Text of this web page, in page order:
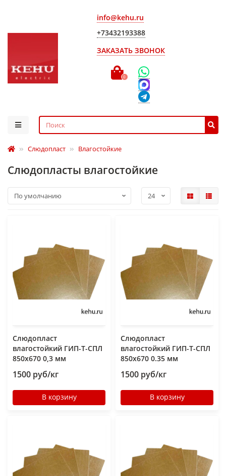
info@kehu.ru
+73432193388
ЗАКАЗАТЬ ЗВОНОК
0
Слюдопласт Влагостойкие
Слюдопласты влагостойкие
Слюдопласт
влагостойкий ГИП-Т-СПЛ
850x670 0,3 мм
1500 руб/кг
В корзину
Слюдопласт
влагостойкий ГИП-Т-СПЛ
850x670 0.35 мм
1500 руб/кг
В корзину